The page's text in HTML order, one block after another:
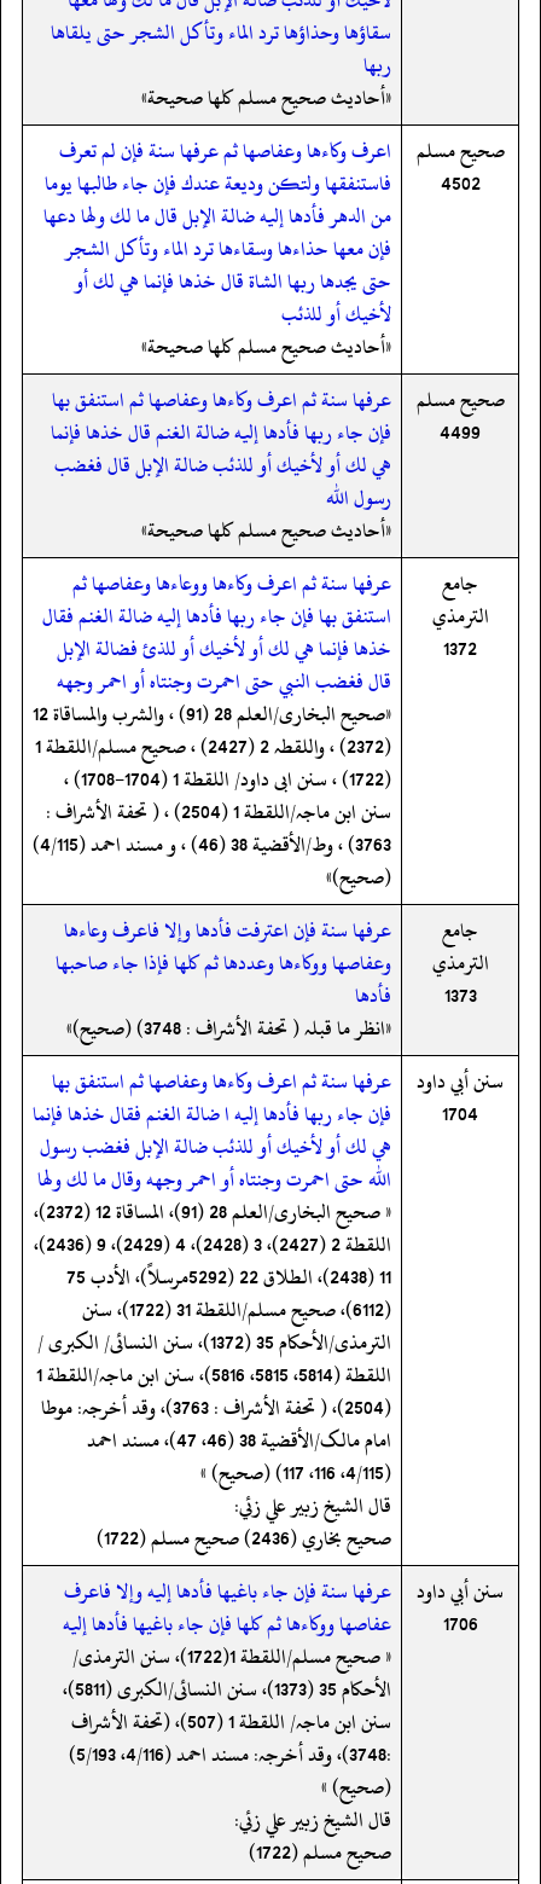
سقاؤها وحذاؤها ترد الماء وتأكل الشجر حتى يلقاها
ربها
«أحاديث صحيح مسلم كلها صحيحة»
صحيح مسلم
4502
اعرف وكاءها وعفاصها ثم عرفها سنة فإن لم تعرف
فاستنفقها ولتكن وديعة عندك فإن جاء طالبها يوما
من الدهر فأدها إليه ضالة الإبل قال ما لك ولها دعها
فإن معها حذاءها وسقاءها ترد الماء وتأكل الشجر
حتى يجدها ربها الشاة قال خذها فإنما هي لك أو
لأخيك أو للذئب
«أحاديث صحيح مسلم كلها صحيحة»
صحيح مسلم
4499
عرفها سنة ثم اعرف وكاءها وعفاصها ثم استنفق بها
فإن جاء ربها فأدها إليه ضالة الغنم قال خذها فإنما
هي لك أو لأخيك أو للذئب ضالة الإبل قال فغضب
رسول الله
«أحاديث صحيح مسلم كلها صحيحة»
جامع
الترمذي
1372
عرفها سنة ثم اعرف وكاءها ووعاءها وعفاصها ثم
استنفق بها فإن جاء ربها فأدها إليه ضالة الغنم فقال
خذها فإنما هي لك أو لأخيك أو للذئ فضالة الإبل
قال فغضب النبي حتى احمرت وجنتاه أو احمر وجهه
«صحیح البخاری/العلم 28 (91) ، والشرب والمساقاة 12
(2372) ، واللقطہ 2 (2427) ، صحیح مسلم/اللقطة 1
(1722) ، سنن ابی داود/ اللقطة 1 (1704-1708) ،
سنن ابن ماجہ/اللقطة 1 (2504) ، ( تحفة الأشراف :
3763) ، وط/الأقضیة 38 (46) ، و مسند احمد (4/115)
(صحیح)»
جامع
الترمذي
1373
عرفها سنة فإن اعترفت فأدها وإلا فاعرف وعاءها
وعفاصها ووكاءها وعددها ثم كلها فإذا جاء صاحبها
فأدها
«انظر ما قبلہ ( تحفة الأشراف : 3748) (صحیح)»
سنن أبي داود
1704
عرفها سنة ثم اعرف وكاءها وعفاصها ثم استنفق بها
فإن جاء ربها فأدها إليه ا ضالة الغنم فقال خذها فإنما
هي لك أو لأخيك أو للذئب ضالة الإبل فغضب رسول
الله حتى احمرت وجنتاه أو احمر وجهه وقال ما لك ولها
« صحیح البخاری/العلم 28 (91)، المساقاة 12 (2372)،
اللقطة 2 (2427)، 3 (2428)، 4 (2429)، 9 (2436)،
11 (2438)، الطلاق 22 (5292مرسلاً)، الأدب 75
(6112)، صحیح مسلم/اللقطة 31 (1722)، سنن
الترمذی/الأحکام 35 (1372)، سنن النسائی/ الکبری /
اللقطة (5814، 5815، 5816)، سنن ابن ماجہ/اللقطة 1
(2504)، ( تحفة الأشراف : 3763)، وقد أخرجہ: موطا
امام مالک/الأقضیة 38 (46، 47)، مسند احمد
(4/115، 116، 117) (صحیح) »
قال الشيخ زبير علي زئي:
صحيح بخاري (2436) صحيح مسلم (1722)
سنن أبي داود
1706
عرفها سنة فإن جاء باغيها فأدها إليه وإلا فاعرف
عفاصها ووكاءها ثم كلها فإن جاء باغيها فأدها إليه
« صحیح مسلم/اللقطة 1(1722)، سنن الترمذی/
الأحکام 35 (1373)، سنن النسائی/الکبری (5811)،
سنن ابن ماجہ/ اللقطة 1 (507)، (تحفة الأشراف
:3748)، وقد أخرجہ: مسند احمد (4/116، 5/193)
(صحیح) »
قال الشيخ زبير علي زئي:
صحيح مسلم (1722)